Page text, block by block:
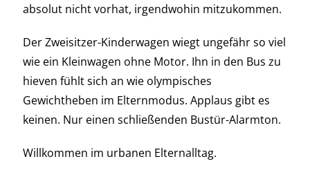
absolut nicht vorhat, irgendwohin mitzukommen.
Der Zweisitzer-Kinderwagen wiegt ungefähr so viel
wie ein Kleinwagen ohne Motor. Ihn in den Bus zu
hieven fühlt sich an wie olympisches
Gewichtheben im Elternmodus. Applaus gibt es
keinen. Nur einen schließenden Bustür-Alarmton.
Willkommen im urbanen Elternalltag.